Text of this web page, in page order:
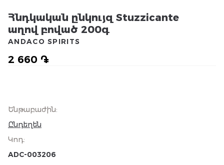
Հնդկական ընկույզ Stuzzicante
աղով բոված 200գ
2 660 ֏
ANDACO SPIRITS
Ենթաբաժին:
Ընդեղեն
Կոդ:
ADC-003206